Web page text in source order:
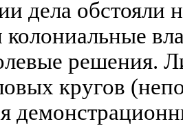
дела обстояли
колониальные
решения.
кругов